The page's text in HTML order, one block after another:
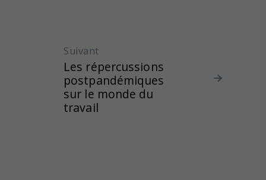
Suivant
Les répercussions
postpandémiques
sur le monde du
travail